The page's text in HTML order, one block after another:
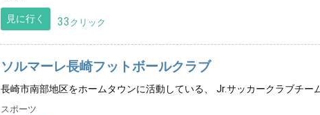
見に行く 33 クリック
ソルマーレ長崎フットボールクラブ
長崎市南部地区をホームタウンに活動している、 Jr.サッカークラブチー
スポーツ